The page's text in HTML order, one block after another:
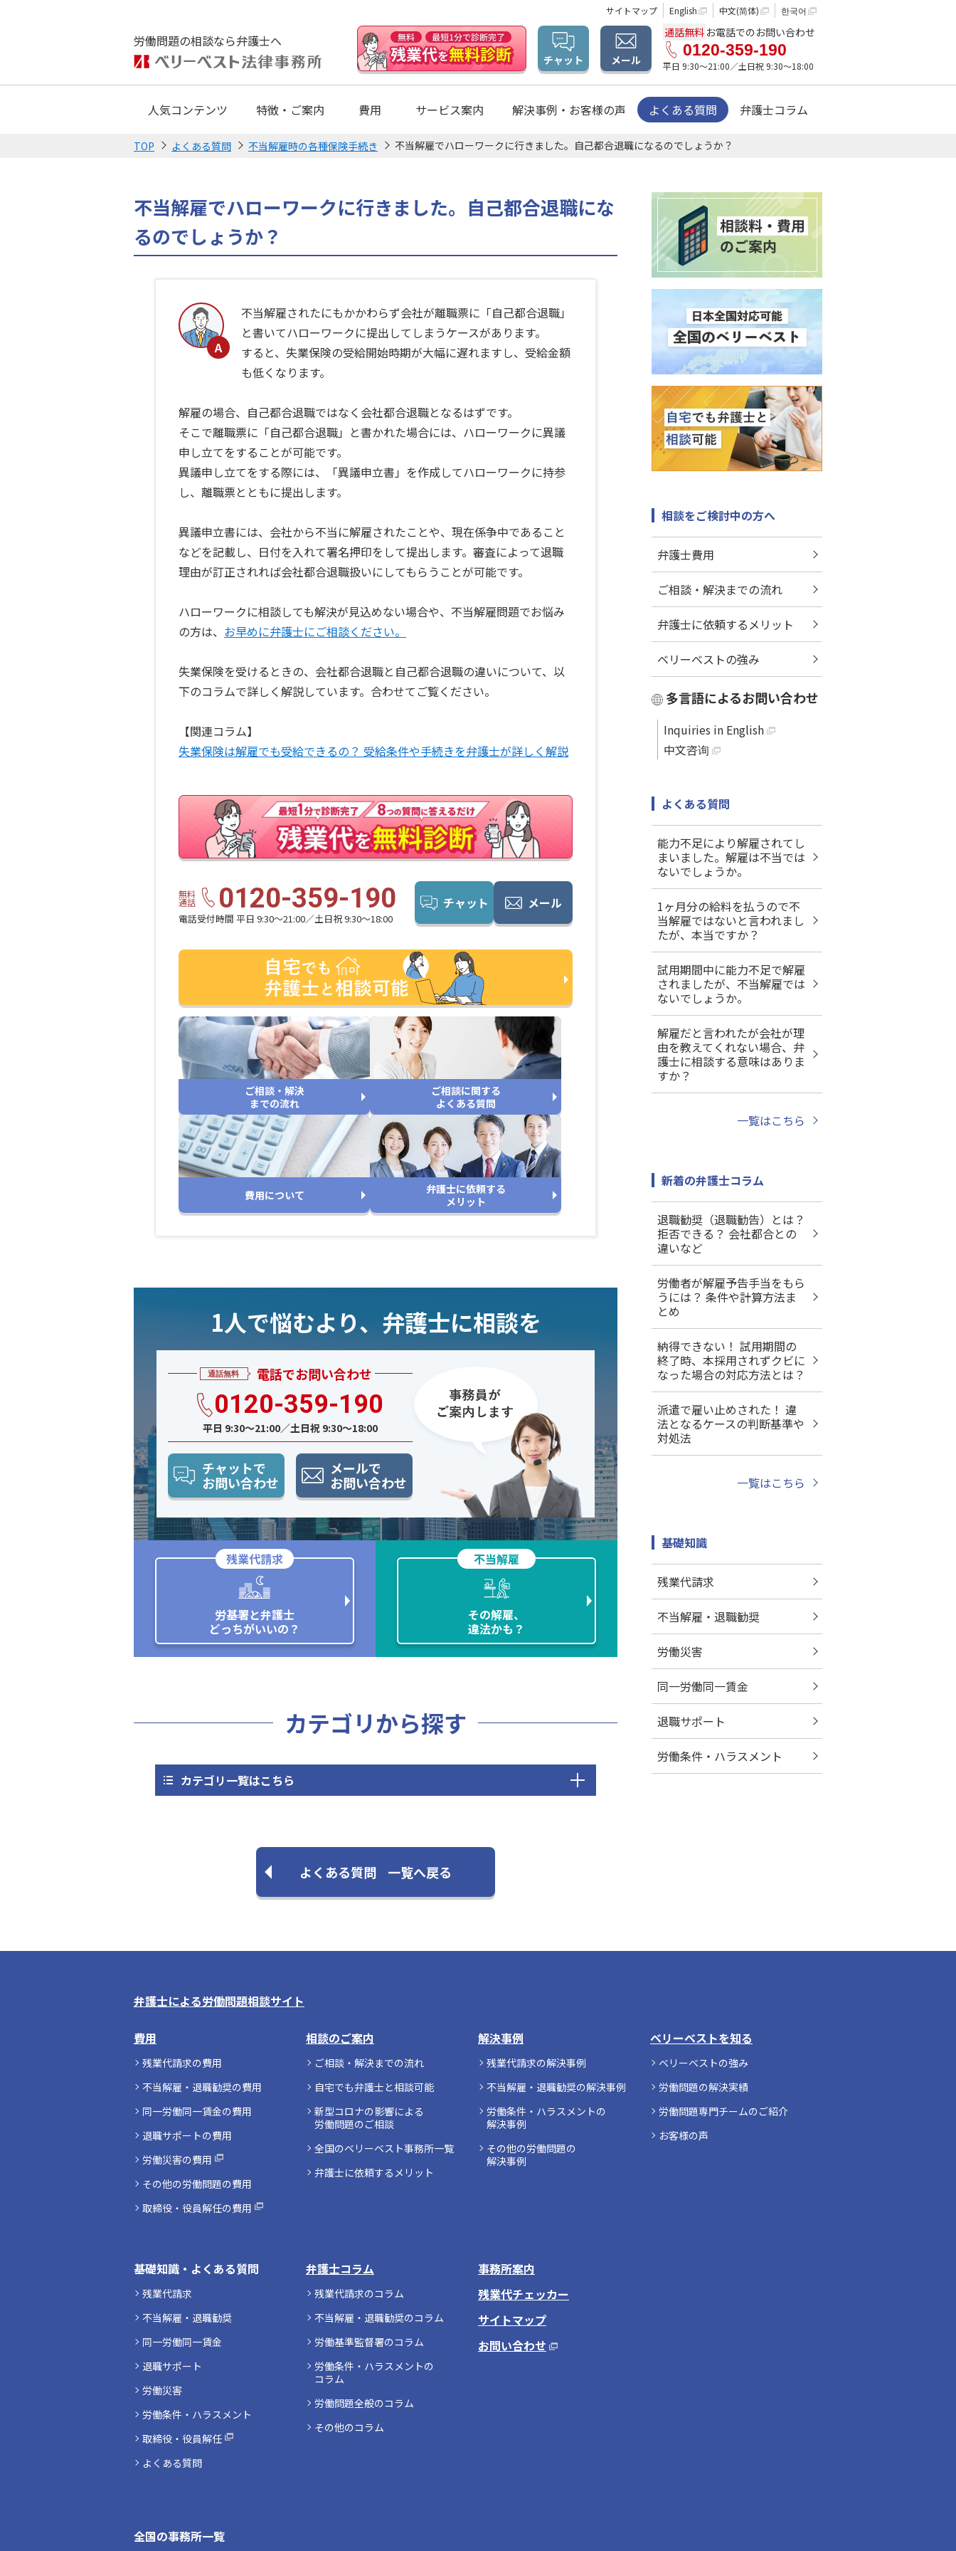
サイトマップ English 中文(简体) 한국어
労働問題の相談なら弁護士へ
チャット メール
通話無料 お電話でのお問い合わせ
0120-359-190
平日 9:30〜21:00／土日祝 9:30〜18:00
人気コンテンツ 特徴・ご案内 費用 サービス案内 解決事例・お客様の声 よくある質問 弁護士コラム
TOP よくある質問 不当解雇時の各種保険手続き 不当解雇でハローワークに行きました。自己都合退職になるのでしょうか？
不当解雇でハローワークに行きました。自己都合退職にな
るのでしょうか？
不当解雇されたにもかかわらず会社が離職票に「自己都合退職」
と書いてハローワークに提出してしまうケースがあります。
すると、失業保険の受給開始時期が大幅に遅れますし、受給金額
も低くなります。
解雇の場合、自己都合退職ではなく会社都合退職となるはずです。
そこで離職票に「自己都合退職」と書かれた場合には、ハローワークに異議
申し立てをすることが可能です。
異議申し立てをする際には、「異議申立書」を作成してハローワークに持参
し、離職票とともに提出します。
異議申立書には、会社から不当に解雇されたことや、現在係争中であること
などを記載し、日付を入れて署名押印をして提出します。審査によって退職
理由が訂正されれば会社都合退職扱いにしてもらうことが可能です。
ハローワークに相談しても解決が見込めない場合や、不当解雇問題でお悩み
の方は、 お早めに弁護士にご相談ください。
失業保険を受けるときの、会社都合退職と自己都合退職の違いについて、以
下のコラムで詳しく解説しています。合わせてご覧ください。
【関連コラム】
失業保険は解雇でも受給できるの？ 受給条件や手続きを弁護士が詳しく解説
無料
通話 0120-359-190
電話受付時間 平日 9:30〜21:00／土日祝 9:30〜18:00
チャット メール
ご相談・解決
までの流れ
ご相談に関する
よくある質問
費用について
弁護士に依頼する
メリット
1人で悩むより、弁護士に相談を
電話でお問い合わせ
0120-359-190
平日 9:30〜21:00／土日祝 9:30〜18:00
チャットで
お問い合わせ
メールで
お問い合わせ
残業代請求
労基署と弁護士
どっちがいいの？
不当解雇
その解雇、
違法かも？
カテゴリから探す
カテゴリ一覧はこちら
よくある質問 一覧へ戻る
相談をご検討中の方へ
弁護士費用
ご相談・解決までの流れ
弁護士に依頼するメリット
ベリーベストの強み
多言語によるお問い合わせ
Inquiries in English
中文咨询
よくある質問
能力不足により解雇されてし
まいました。解雇は不当では
ないでしょうか。
1ヶ月分の給料を払うので不
当解雇ではないと言われまし
たが、本当ですか？
試用期間中に能力不足で解雇
されましたが、不当解雇では
ないでしょうか。
解雇だと言われたが会社が理
由を教えてくれない場合、弁
護士に相談する意味はありま
すか？
一覧はこちら
新着の弁護士コラム
退職勧奨（退職勧告）とは？
拒否できる？ 会社都合との
違いなど
労働者が解雇予告手当をもら
うには？ 条件や計算方法ま
とめ
納得できない！ 試用期間の
終了時、本採用されずクビに
なった場合の対応方法とは？
派遣で雇い止めされた！ 違
法となるケースの判断基準や
対処法
一覧はこちら
基礎知識
残業代請求
不当解雇・退職勧奨
労働災害
同一労働同一賃金
退職サポート
労働条件・ハラスメント
弁護士による労働問題相談サイト
費用
残業代請求の費用
不当解雇・退職勧奨の費用
同一労働同一賃金の費用
退職サポートの費用
労働災害の費用
その他の労働問題の費用
取締役・役員解任の費用
相談のご案内
ご相談・解決までの流れ
自宅でも弁護士と相談可能
新型コロナの影響による
労働問題のご相談
全国のベリーベスト事務所一覧
弁護士に依頼するメリット
解決事例
残業代請求の解決事例
不当解雇・退職勧奨の解決事例
労働条件・ハラスメントの
解決事例
その他の労働問題の
解決事例
ベリーベストを知る
ベリーベストの強み
労働問題の解決実績
労働問題専門チームのご紹介
お客様の声
基礎知識・よくある質問
残業代請求
不当解雇・退職勧奨
同一労働同一賃金
退職サポート
労働災害
労働条件・ハラスメント
取締役・役員解任
よくある質問
弁護士コラム
残業代請求のコラム
不当解雇・退職勧奨のコラム
労働基準監督署のコラム
労働条件・ハラスメントの
コラム
労働問題全般のコラム
その他のコラム
事務所案内
残業代チェッカー
サイトマップ
お問い合わせ
全国の事務所一覧